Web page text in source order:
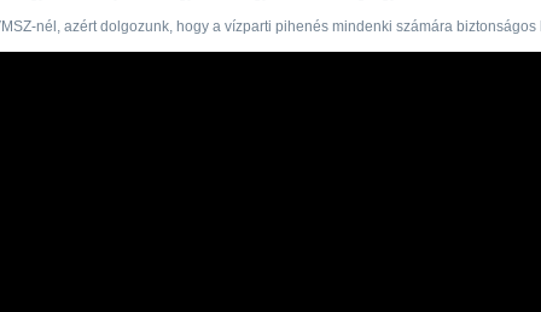
nél, azért dolgozunk, hogy a vízparti pihenés mindenki számára biztonságos